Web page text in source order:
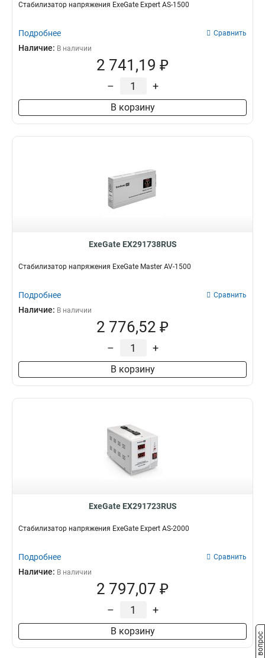
Стабилизатор напряжения ExeGate Expert AS-1500
Подробнее Сравнить
Наличие: В наличии
2 741,19 ₽
– +
В корзину
ExeGate EX291738RUS
Стабилизатор напряжения ExeGate Master AV-1500
Подробнее Сравнить
Наличие: В наличии
2 776,52 ₽
– +
В корзину
ExeGate EX291723RUS
Стабилизатор напряжения ExeGate Expert AS-2000
Подробнее Сравнить
Наличие: В наличии
2 797,07 ₽
– +
В корзину